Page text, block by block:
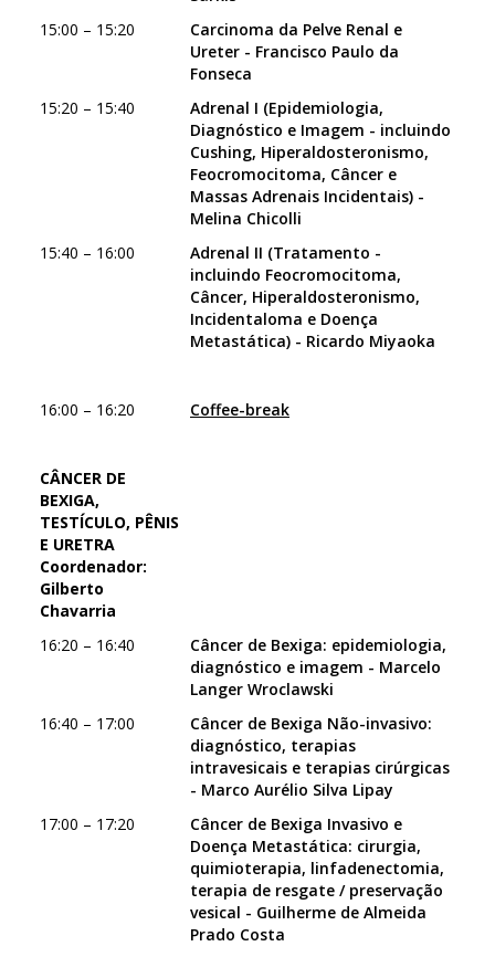
15:00 – 15:20
Carcinoma da Pelve Renal e
Ureter - Francisco Paulo da
Fonseca
15:20 – 15:40
Adrenal I (Epidemiologia,
Diagnóstico e Imagem - incluindo
Cushing, Hiperaldosteronismo,
Feocromocitoma, Câncer e
Massas Adrenais Incidentais) -
Melina Chicolli
15:40 – 16:00
Adrenal II (Tratamento -
incluindo Feocromocitoma,
Câncer, Hiperaldosteronismo,
Incidentaloma e Doença
Metastática) - Ricardo Miyaoka
16:00 – 16:20 Coffee-break
CÂNCER DE
BEXIGA,
TESTÍCULO, PÊNIS
E URETRA
Coordenador:
Gilberto
Chavarria
16:20 – 16:40
Câncer de Bexiga: epidemiologia,
diagnóstico e imagem - Marcelo
Langer Wroclawski
16:40 – 17:00
Câncer de Bexiga Não-invasivo:
diagnóstico, terapias
intravesicais e terapias cirúrgicas
- Marco Aurélio Silva Lipay
17:00 – 17:20
Câncer de Bexiga Invasivo e
Doença Metastática: cirurgia,
quimioterapia, linfadenectomia,
terapia de resgate / preservação
vesical - Guilherme de Almeida
Prado Costa